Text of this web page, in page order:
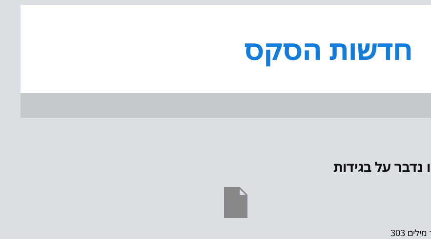
חדשות הסקס
נדבר על בגידות
303